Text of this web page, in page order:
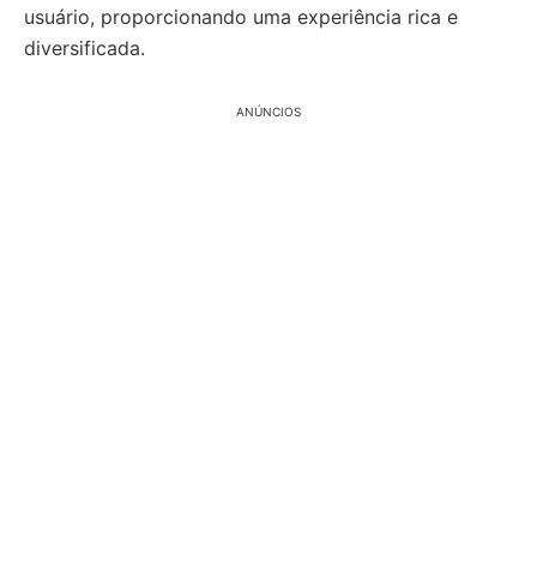
usuário, proporcionando uma experiência rica e
diversificada.
ANÚNCIOS